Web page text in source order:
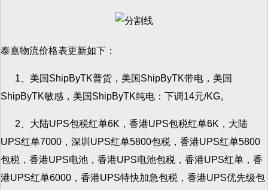
泰嘉物流价格表更新如下：
1、美国ShipByTK普货，美国ShipByTK带电，美国
ShipByTK敏感，美国ShipByTK纯电：下调14元/KG。
2、大陆UPS包税红单6K，香港UPS包税红单6K，大陆
UPS红单7000，深圳UPS红单5800包税，香港UPS红单5800
包税，香港UPS电池，香港UPS电池包税，香港UPS红单，香
港UPS红单6000，香港UPS特快加急包税，香港UPS优先级包